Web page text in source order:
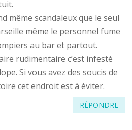
même scandaleux que le seul
même le personnel fume
au bar et partout.
rudimentaire c’est infesté
Si vous avez des soucis de
cet endroit est à éviter.
RÉPONDRE